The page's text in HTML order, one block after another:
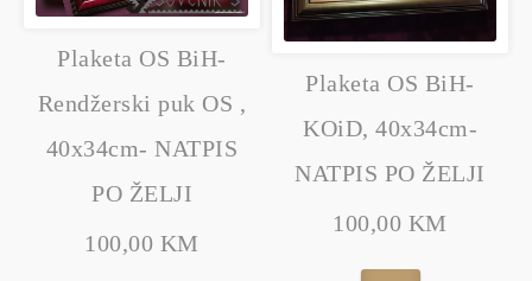
Plaketa OS BiH-
Rendžerski puk OS ,
40x34cm- NATPIS
PO ŽELJI
100,00 KM
Plaketa OS BiH-
KOiD, 40x34cm-
NATPIS PO ŽELJI
100,00 KM